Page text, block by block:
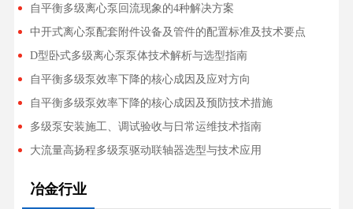
自平衡多级离心泵回流现象的4种解决方案
中开式离心泵配套附件设备及管件的配置标准及技术要点
D型卧式多级离心泵泵体技术解析与选型指南
自平衡多级泵效率下降的核心成因及应对方向
自平衡多级泵效率下降的核心成因及预防技术措施
多级泵安装施工、调试验收与日常运维技术指南
大流量高扬程多级泵驱动联轴器选型与技术应用
冶金行业